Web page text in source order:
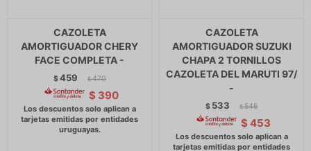
CAZOLETA
AMORTIGUADOR CHERY
FACE COMPLETA -
$459 $ 470
$ 390
CAZOLETA
AMORTIGUADOR SUZUKI
CHAPA 2 TORNILLOS
CAZOLETA DEL MARUTI 97/
-
$ 533 $ 546
$ 453